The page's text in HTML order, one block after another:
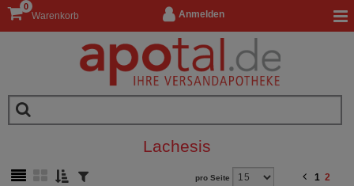
Anmelden
Warenkorb
0
Lachesis
pro Seite 1 2